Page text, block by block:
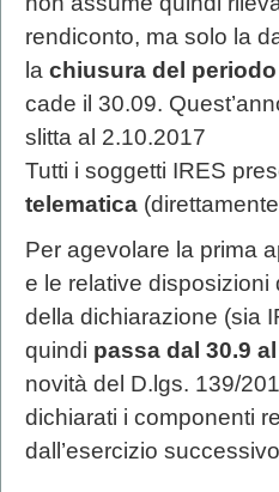
rendiconto, ma solo la
la chiusura del periodo
cade il 30.09.
slitta al 2.10.2017
Tutti i soggetti IRES
telematica
Per agevolare la prima
e le relative disposizioni
della dichiarazione (sia
quindi passa dal 30.9
novità del D.lgs. 139/
dichiarati i componenti
dall’esercizio